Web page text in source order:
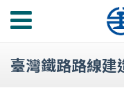
功
選
臺灣鐵路路線建